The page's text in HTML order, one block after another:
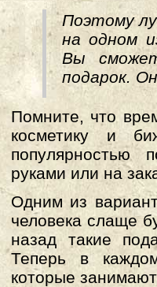
Поэтому
на одном
Вы
подарок.
Помните, что
косметику и
популярностью
руками или на
Одним из
человека слаще
назад такие
Теперь в
которые